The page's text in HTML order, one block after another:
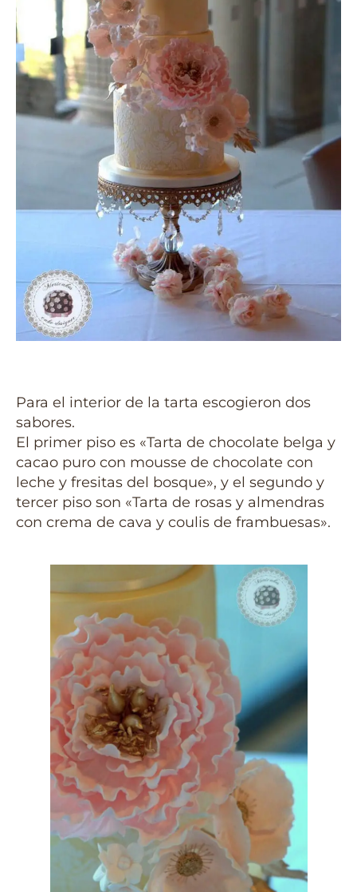
Para el interior de la tarta escogieron dos
sabores.
El primer piso es «Tarta de chocolate belga y
cacao puro con mousse de chocolate con
leche y fresitas del bosque», y el segundo y
tercer piso son «Tarta de rosas y almendras
con crema de cava y coulis de frambuesas».